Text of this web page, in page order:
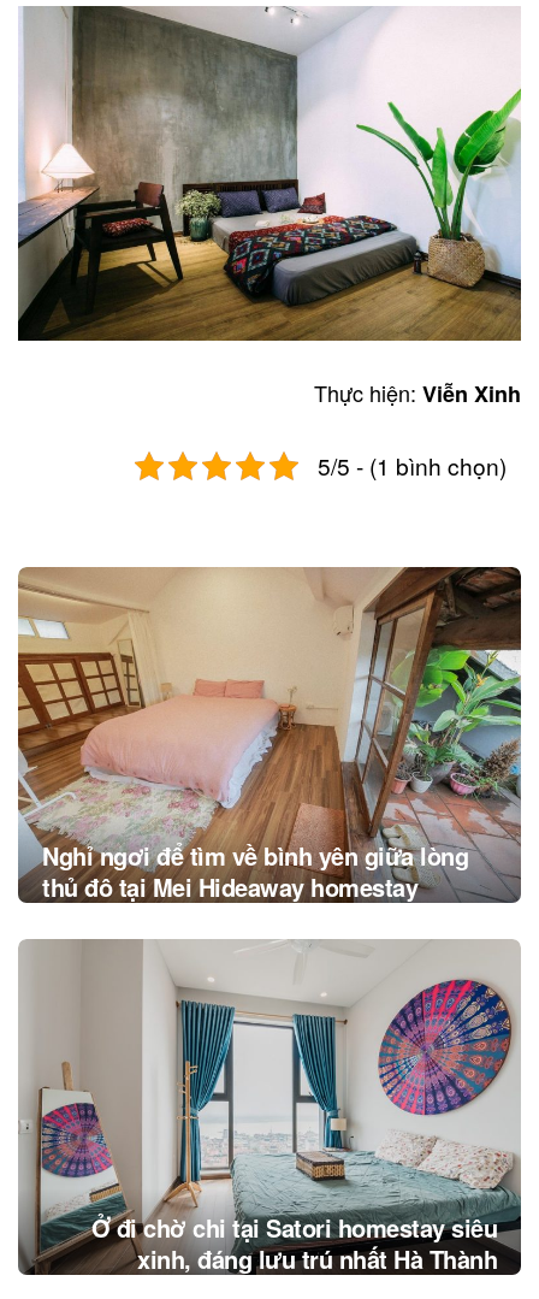
Thực hiện: Viễn Xinh
5/5 - (1 bình chọn)
Post
navigation
Nghỉ ngơi để tìm về bình yên giữa lòng
thủ đô tại Mei Hideaway homestay
Ở đi chờ chi tại Satori homestay siêu
xinh, đáng lưu trú nhất Hà Thành